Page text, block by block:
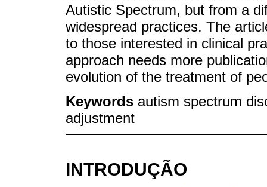
Autistic Spectrum, but from a
widespread practices. The
to those interested in clinical
approach needs more
evolution of the treatment of
Keywords autism spectrum
adjustment
INTRODUÇÃO